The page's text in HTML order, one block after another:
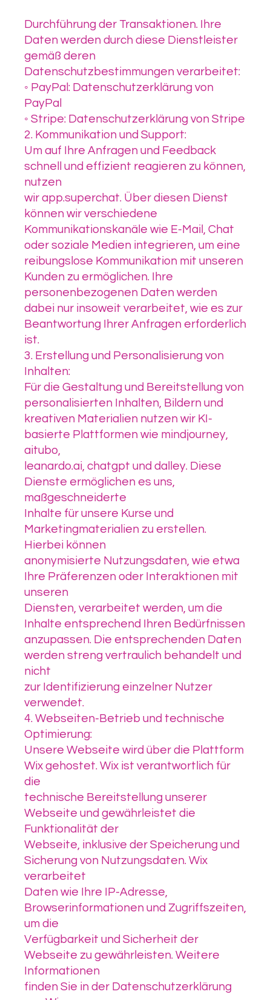
Durchführung der Transaktionen. Ihre
Daten werden durch diese Dienstleister
gemäß deren
Datenschutzbestimmungen verarbeitet:
◦ PayPal: Datenschutzerklärung von
PayPal
◦ Stripe: Datenschutzerklärung von Stripe
2. Kommunikation und Support:
Um auf Ihre Anfragen und Feedback
schnell und effizient reagieren zu können,
nutzen
wir app.superchat. Über diesen Dienst
können wir verschiedene
Kommunikationskanäle wie E-Mail, Chat
oder soziale Medien integrieren, um eine
reibungslose Kommunikation mit unseren
Kunden zu ermöglichen. Ihre
personenbezogenen Daten werden
dabei nur insoweit verarbeitet, wie es zur
Beantwortung Ihrer Anfragen erforderlich
ist.
3. Erstellung und Personalisierung von
Inhalten:
Für die Gestaltung und Bereitstellung von
personalisierten Inhalten, Bildern und
kreativen Materialien nutzen wir KI-
basierte Plattformen wie mindjourney,
aitubo,
leanardo.ai, chatgpt und dalley. Diese
Dienste ermöglichen es uns,
maßgeschneiderte
Inhalte für unsere Kurse und
Marketingmaterialien zu erstellen.
Hierbei können
anonymisierte Nutzungsdaten, wie etwa
Ihre Präferenzen oder Interaktionen mit
unseren
Diensten, verarbeitet werden, um die
Inhalte entsprechend Ihren Bedürfnissen
anzupassen. Die entsprechenden Daten
werden streng vertraulich behandelt und
nicht
zur Identifizierung einzelner Nutzer
verwendet.
4. Webseiten-Betrieb und technische
Optimierung:
Unsere Webseite wird über die Plattform
Wix gehostet. Wix ist verantwortlich für
die
technische Bereitstellung unserer
Webseite und gewährleistet die
Funktionalität der
Webseite, inklusive der Speicherung und
Sicherung von Nutzungsdaten. Wix
verarbeitet
Daten wie Ihre IP-Adresse,
Browserinformationen und Zugriffszeiten,
um die
Verfügbarkeit und Sicherheit der
Webseite zu gewährleisten. Weitere
Informationen
finden Sie in der Datenschutzerklärung